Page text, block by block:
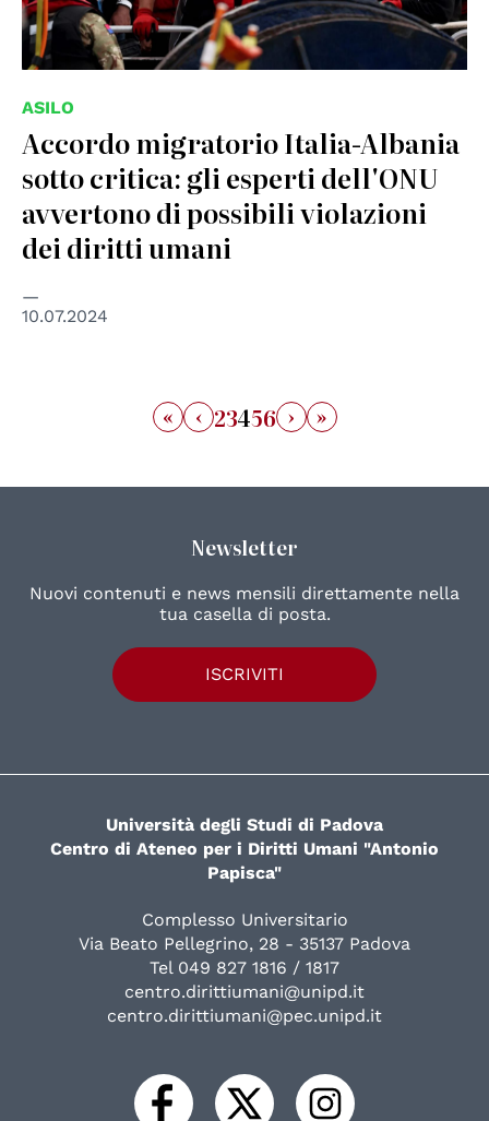
ASILO
Accordo migratorio Italia-Albania
sotto critica: gli esperti dell'ONU
avvertono di possibili violazioni
dei diritti umani
10.07.2024
« ‹ 23456 › »
Newsletter
Nuovi contenuti e news mensili direttamente nella
tua casella di posta.
ISCRIVITI
Università degli Studi di Padova
Centro di Ateneo per i Diritti Umani "Antonio
Papisca"
Complesso Universitario
Via Beato Pellegrino, 28 - 35137 Padova
Tel 049 827 1816 / 1817
centro.dirittiumani@unipd.it
centro.dirittiumani@pec.unipd.it